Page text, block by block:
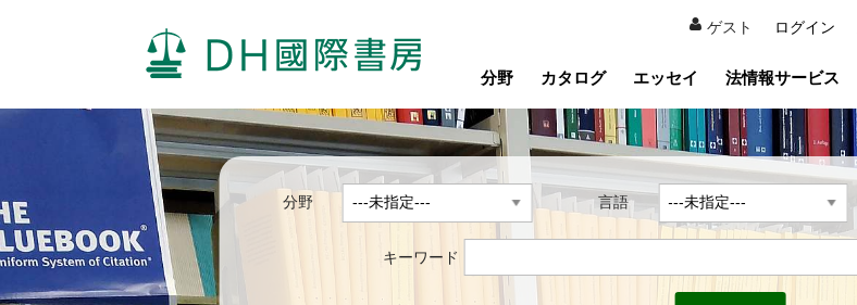
ゲスト ログイン
分野 カタログ エッセイ 法情報サービス
分野 言語
キーワード